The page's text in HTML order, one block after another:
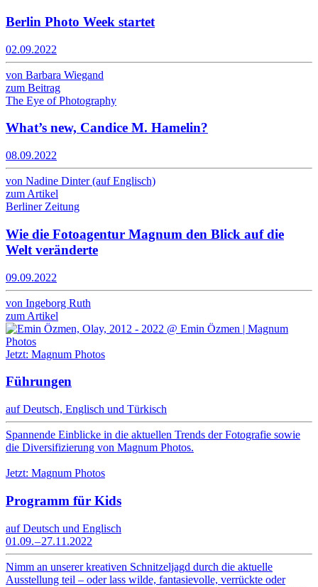
Berlin Photo Week startet
02.09.2022
von Barbara Wiegand
zum Beitrag
The Eye of Photography
What’s new, Candice M. Hamelin?
08.09.2022
von Nadine Dinter (auf Englisch)
zum Artikel
Berliner Zeitung
Wie die Fotoagentur Magnum den Blick auf die
Welt veränderte
09.09.2022
von Ingeborg Ruth
zum Artikel
Jetzt: Magnum Photos
Führungen
auf Deutsch, Englisch und Türkisch
Spannende Einblicke in die aktuellen Trends der Fotografie sowie
die Diversifizierung von Magnum Photos.
Jetzt: Magnum Photos
Programm für Kids
auf Deutsch und Englisch
01.09. – 27.11.2022
Nimm an unserer kreativen Schnitzeljagd durch die aktuelle
Ausstellung teil – oder lass wilde, fantasievolle, verrückte oder